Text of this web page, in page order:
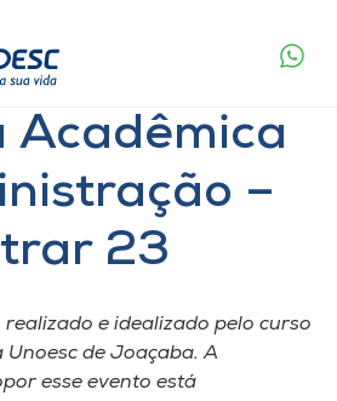
Acadêmica
–
23
realizado e idealizado pelo curso
de Joaçaba. A
esse evento está